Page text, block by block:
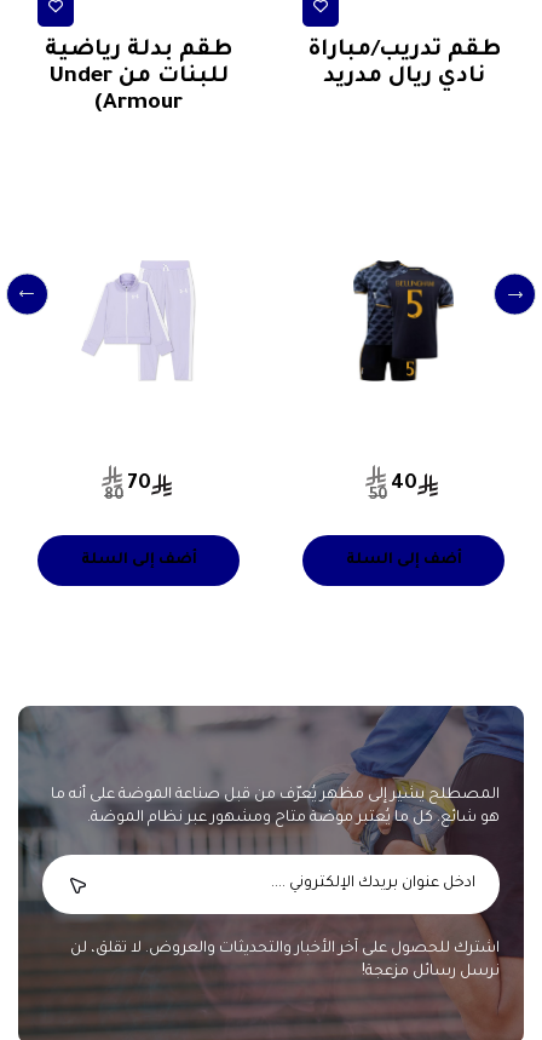
طقم تدريب/مباراة
نادي ريال مدريد
40
50
أضف إلى السلة
ملابس رياضية اطفال/ نساء
طقم بدلة رياضية
للبنات من Under
Armour)
70
80
أضف إلى السلة
المصطلح يشير إلى مظهر يُعرّف من قبل صناعة الموضة على أنه ما
هو شائع. كل ما يُعتبر موضة متاح ومشهور عبر نظام الموضة.
اشترك للحصول على آخر الأخبار والتحديثات والعروض. لا تقلق، لن
نرسل رسائل مزعجة!